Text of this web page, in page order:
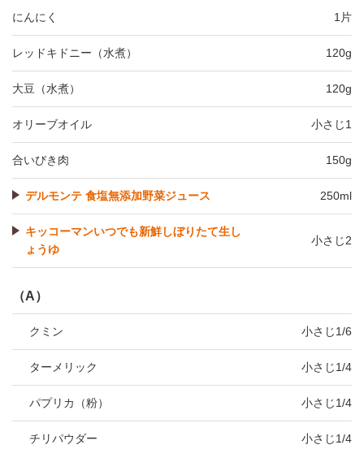
にんにく 1片
レッドキドニー（水煮） 120g
大豆（水煮） 120g
オリーブオイル 小さじ1
合いびき肉 150g
デルモンテ 食塩無添加野菜ジュース 250ml
キッコーマンいつでも新鮮しぼりたて生し
ょうゆ
小さじ2
（A）
クミン 小さじ1/6
ターメリック 小さじ1/4
パプリカ（粉） 小さじ1/4
チリパウダー 小さじ1/4